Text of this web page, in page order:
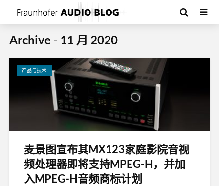
Archive - 11 月 2020
产品与技术
麦景图宣布其MX123家庭影院音视
频处理器即将支持MPEG-H，并加
入MPEG-H音频商标计划